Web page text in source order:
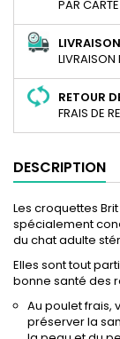
PAR
RETOUR
FRAIS DE
DESCRIPTION
Les croquettes
spécialement
du chat adulte
Elles sont tout
bonne santé des
Au poulet frais,
préserver la